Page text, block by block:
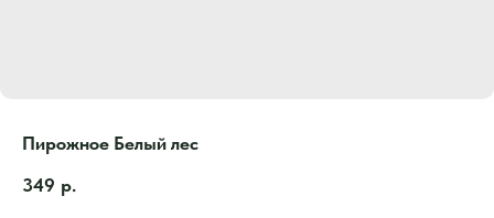
Пирожное Белый лес
349 р.